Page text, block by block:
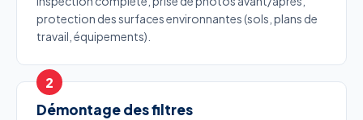
protection des surfaces environnantes (sols, plans de
travail, équipements).
Démontage des filtres